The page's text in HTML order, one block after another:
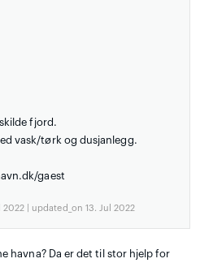
fjord.
vask/tørk og dusjanlegg.
gaest
| updated_on 13. Jul 2022
havna? Da er det til stor hjelp for